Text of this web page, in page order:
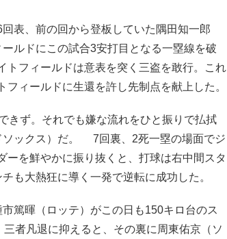
表、前の回から登板していた隅田知一郎
ルドにこの試合3安打目となる一塁線を破
トフィールドは意表を突く三盗を敢行。これ
ィールドに生還を許し先制点を献上した。
ず。それでも嫌な流れをひと振りで払拭
ソックス）だ。 7回裏、2死一塁の場面でジ
ーを鮮やかに振り抜くと、打球は右中間スタ
も大熱狂に導く一発で逆転に成功した。
篤暉（ロッテ）がこの日も150キロ台のス
者凡退に抑えると、その裏に周東佑京（ソ